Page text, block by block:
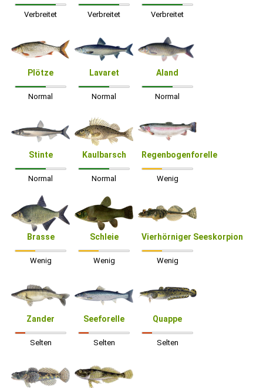
Verbreitet Verbreitet Verbreitet
Plötze
Normal
Lavaret
Normal
Aland
Normal
Stinte
Normal
Kaulbarsch
Normal
Regenbogenforelle
Wenig
Brasse
Wenig
Schleie
Wenig
Vierhörniger Seeskorpion
Wenig
Zander
Selten
Seeforelle
Selten
Quappe
Selten